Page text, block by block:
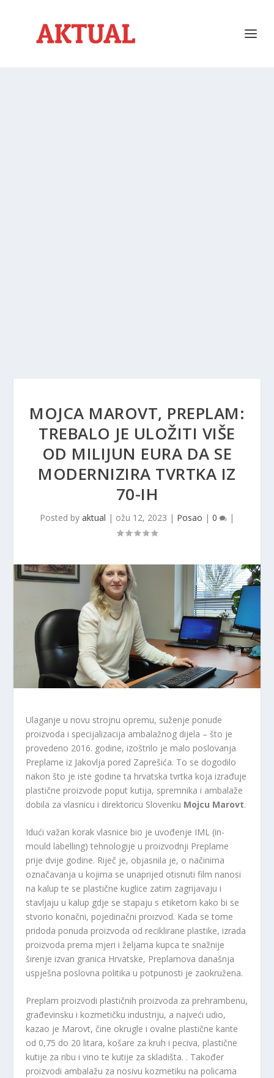
MOJCA MAROVT, PREPLAM:
TREBALO JE ULOŽITI VIŠE
OD MILIJUN EURA DA SE
MODERNIZIRA TVRTKA IZ
70-IH
Posted by aktual | ožu 12, 2023 | Posao | 0 |
Ulaganje u novu strojnu opremu, suženje ponude
proizvoda i specijalizacija ambalažnog dijela – što je
provedeno 2016. godine, izoštrilo je malo poslovanja
Preplame iz Jakovlja pored Zaprešića. To se dogodilo
nakon što je iste godine ta hrvatska tvrtka koja izrađuje
plastične proizvode poput kutija, spremnika i ambalaže
dobila za vlasnicu i direktoricu Slovenku Mojcu Marovt.
Idući važan korak vlasnice bio je uvođenje IML (in-
mould labelling) tehnologije u proizvodnji Preplame
prije dvije godine. Riječ je, objasnila je, o načinima
označavanja u kojima se unaprijed otisnuti film nanosi
na kalup te se plastične kuglice zatim zagrijavaju i
stavljaju u kalup gdje se stapaju s etiketom kako bi se
stvorio konačni, pojedinačni proizvod. Kada se tome
pridoda ponuda proizvoda od reciklirane plastike, izrada
proizvoda prema mjeri i željama kupca te snažnije
širenje izvan granica Hrvatske, Preplamova današnja
uspješna poslovna politika u potpunosti je zaokružena.
Preplam proizvodi plastičnih proizvoda za prehrambenu,
građevinsku i kozmetičku industriju, a najveći udio,
kazao je Marovt, čine okrugle i ovalne plastične kante
od 0,75 do 20 litara, košare za kruh i peciva, plastične
kutije za ribu i vino te kutije za skladišta. . Također
proizvodi ambalažu za nosivu kozmetiku na policama